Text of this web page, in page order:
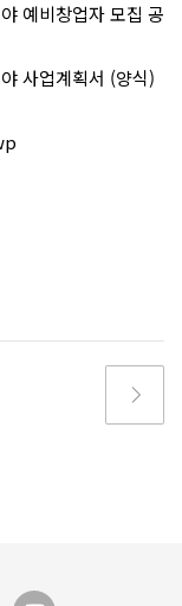
예비창업자 모집 공
사업계획서 (양식)